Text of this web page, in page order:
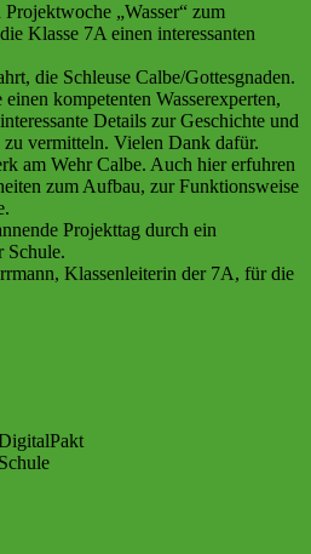
„Wasser“ zum
Klasse 7A einen interessanten
die Schleuse Calbe/Gottesgnaden.
kompetenten Wasserexperten,
Details zur Geschichte und
vermitteln. Vielen Dank dafür.
am Wehr Calbe. Auch hier erfuhren
zum Aufbau, zur Funktionsweise
Projekttag durch ein
Schule.
Klassenleiterin der 7A, für die
Schule